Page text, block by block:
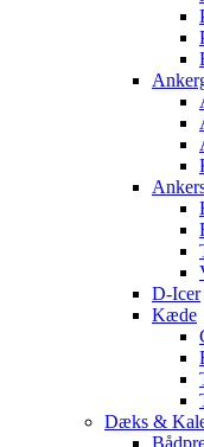
D-Icer
Kæde
Dæks &